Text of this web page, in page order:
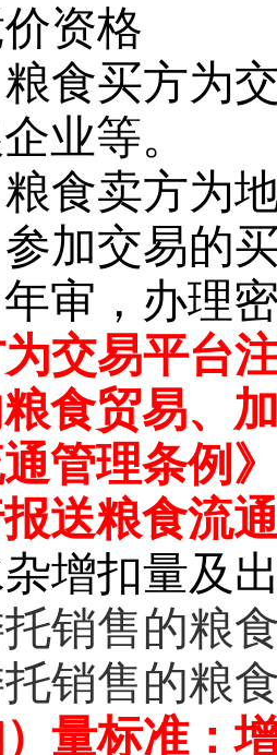
资格
粮食买方为
业等。
粮食卖方为
参加交易的
审，办理
交易平台
食贸易、
通管理条例
送粮食流
增扣量及
销售的粮
销售的粮
量标准：